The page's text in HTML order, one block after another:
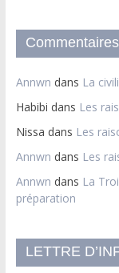
Annwn dans La
Habibi dans Les
Nissa dans Les
Annwn dans Les
Annwn dans La
préparation
LETTRE